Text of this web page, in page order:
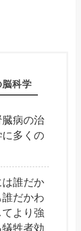
科学
病の治
多くの
誰だか
だかわ
より強
牲者効